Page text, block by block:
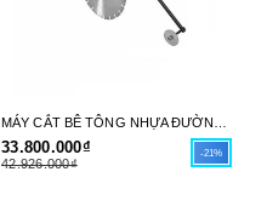
33.800.000₫
42.926.000₫
-21%